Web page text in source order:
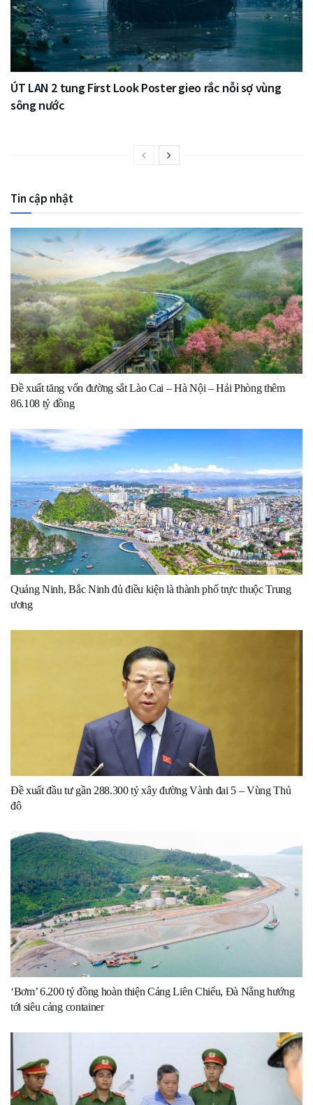
ÚT LAN 2 tung First Look Poster gieo rắc nỗi sợ vùng
sông nước
Tin cập nhật
Đề xuất tăng vốn đường sắt Lào Cai – Hà Nội – Hải Phòng thêm
86.108 tỷ đồng
Quảng Ninh, Bắc Ninh đủ điều kiện là thành phố trực thuộc Trung
ương
Đề xuất đầu tư gần 288.300 tỷ xây đường Vành đai 5 – Vùng Thủ
đô
‘Bơm’ 6.200 tỷ đồng hoàn thiện Cảng Liên Chiểu, Đà Nẵng hướng
tới siêu cảng container